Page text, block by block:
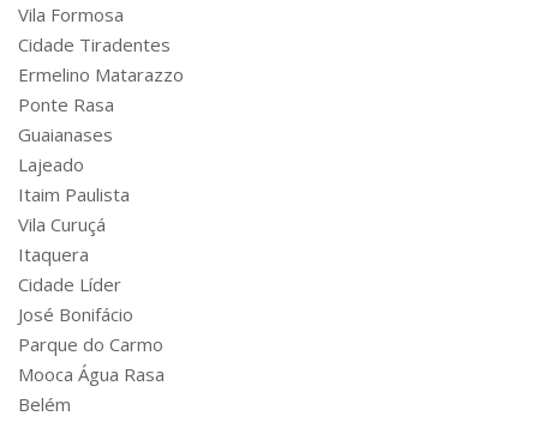
Vila Formosa
Cidade Tiradentes
Ermelino Matarazzo
Ponte Rasa
Guaianases
Lajeado
Itaim Paulista
Vila Curuçá
Itaquera
Cidade Líder
José Bonifácio
Parque do Carmo
Mooca Água Rasa
Belém